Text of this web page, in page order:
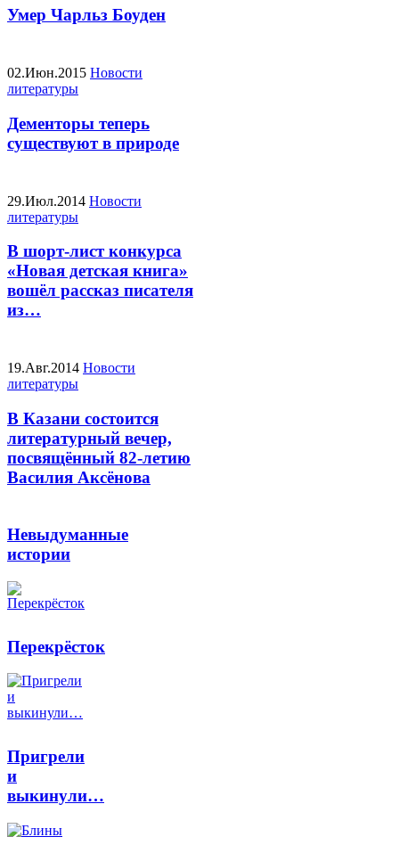
Умер Чарльз Боуден
02.Июн.2015 Новости
литературы
Дементоры теперь
существуют в природе
29.Июл.2014 Новости
литературы
В шорт-лист конкурса
«Новая детская книга»
вошёл рассказ писателя
из…
19.Авг.2014 Новости
литературы
В Казани состоится
литературный вечер,
посвящённый 82-летию
Василия Аксёнова
Невыдуманные
истории
Перекрёсток
Пригрели
и
выкинули…